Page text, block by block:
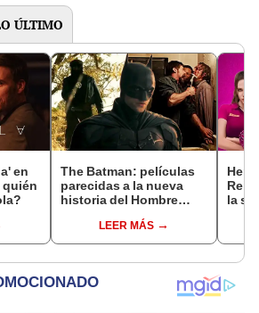
ÚLTIMO
en
quién
The Batman: películas
parecidas a la nueva
historia del Hombre
LEER MÁS
la